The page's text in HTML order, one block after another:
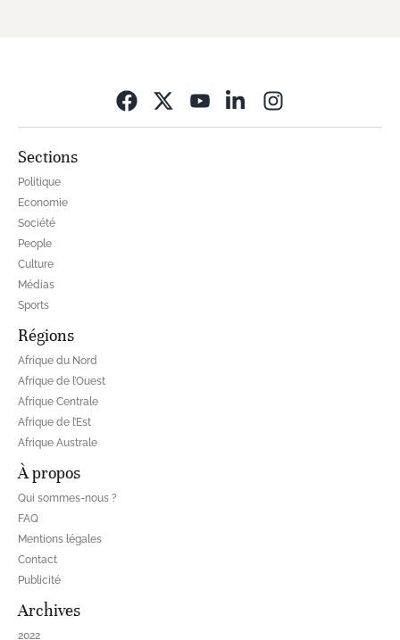
Sections
Politique
Economie
Société
People
Culture
Médias
Sports
Régions
Afrique du Nord
Afrique de l’Ouest
Afrique Centrale
Afrique de l’Est
Afrique Australe
À propos
Qui sommes-nous ?
FAQ
Mentions légales
Contact
Publicité
Archives
2022